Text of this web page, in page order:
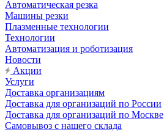
Автоматическая резка
Машины резки
Плазменные технологии
Технологии
Автоматизация и роботизация
Новости
Акции
Услуги
Доставка организациям
Доставка для организаций по России
Доставка для организаций по Москве
Самовывоз с нашего склада